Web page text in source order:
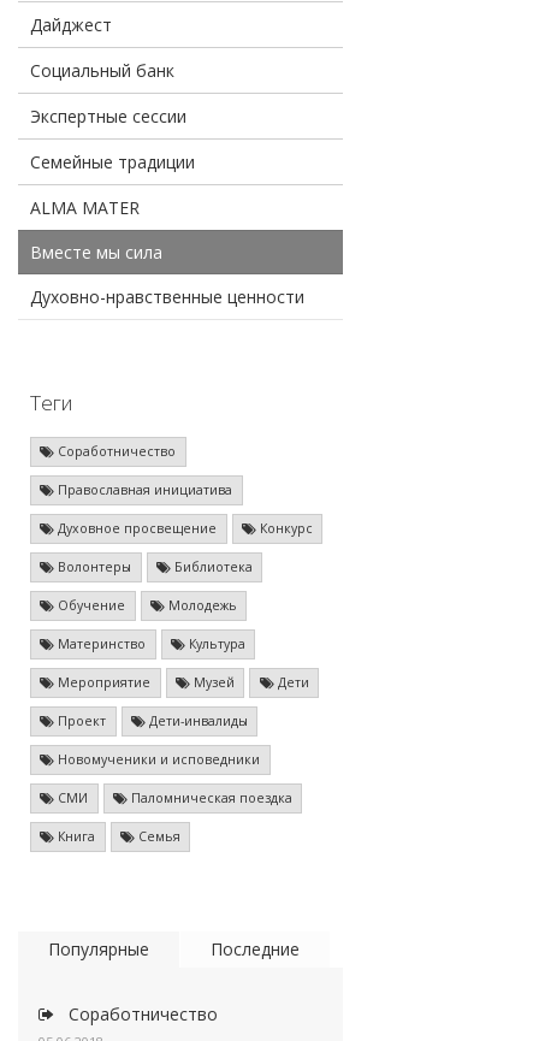
Дайджест
Социальный банк
Экспертные сессии
Семейные традиции
ALMA MATER
Вместе мы сила
Духовно-нравственные ценности
Теги
Соработничество
Православная инициатива
Духовное просвещение Конкурс
Волонтеры Библиотека
Обучение Молодежь
Материнство Культура
Мероприятие Музей Дети
Проект Дети-инвалиды
Новомученики и исповедники
СМИ Паломническая поездка
Книга Семья
Популярные Последние
Соработничество